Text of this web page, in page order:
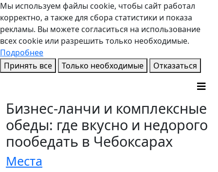
Мы используем файлы cookie, чтобы сайт работал
корректно, а также для сбора статистики и показа
рекламы. Вы можете согласиться на использование
всех cookie или разрешить только необходимые.
Подробнее
Принять все
Только необходимые Отказаться
Бизнес-ланчи и комплексные
обеды: где вкусно и недорого
пообедать в Чебоксарах
Места